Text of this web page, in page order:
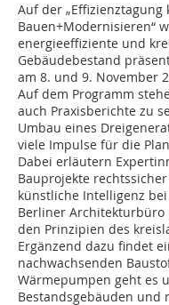
Auf der
Bauen+Modernisieren“
energieeffiziente und
Gebäudebestand
am 8. und 9. November
Auf dem Programm
auch Praxisberichte zu
Umbau eines
viele Impulse für die
Dabei erläutern
Bauprojekte
künstliche Intelligenz
Berliner Architekturbüro
den Prinzipien des
Ergänzend dazu findet
nachwachsenden
Wärmepumpen geht es
Be­standsgebäuden und